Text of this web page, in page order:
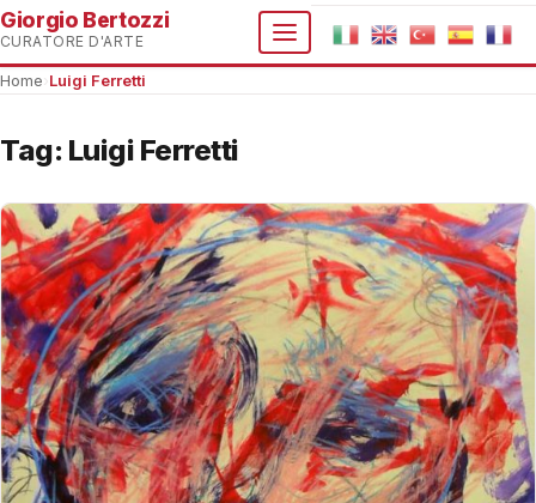
Giorgio Bertozzi
CURATORE D'ARTE
Home Luigi Ferretti
Tag: Luigi Ferretti